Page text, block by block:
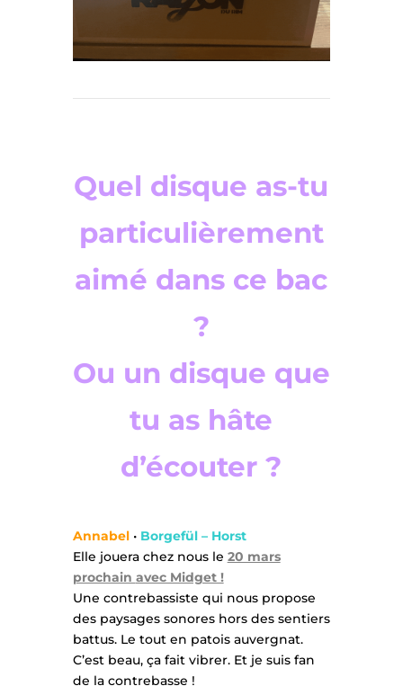
Quel disque as-tu
particulièrement
aimé dans ce bac
?
Ou un disque que
tu as hâte
d’écouter ?
Annabel• Borgefül – Horst
Elle jouera chez nous le 20 mars
prochain avec Midget !
Une contrebassiste qui nous propose
des paysages sonores hors des sentiers
battus. Le tout en patois auvergnat.
C’est beau, ça fait vibrer. Et je suis fan
de la contrebasse !